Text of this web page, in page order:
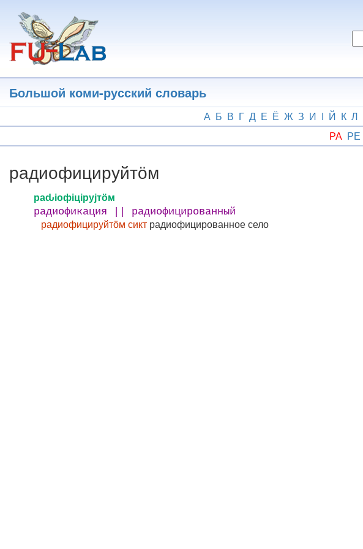
основному
содержанию
Большой коми-русский словарь
А Б В Г Д Е Ё Ж З И І Й К Л
РА РЕ
радиофицируйтӧм
раԃіофіцірујтӧм
радиофикация || радиофицированный
радиофицируйтӧм сикт радиофицированное село